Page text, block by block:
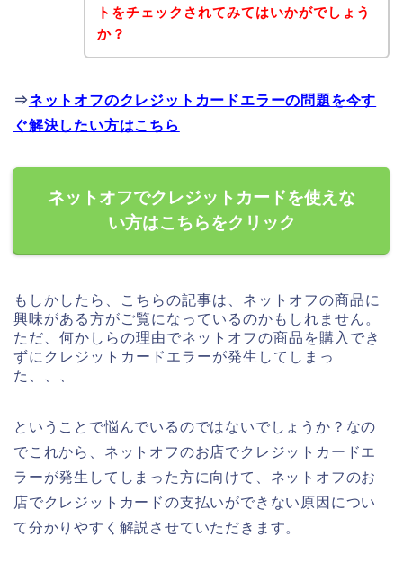
トをチェックされてみてはいかがでしょう
か？
⇒ネットオフのクレジットカードエラーの問題を今す
ぐ解決したい方はこちら
ネットオフでクレジットカードを使えな
い方はこちらをクリック
もしかしたら、こちらの記事は、ネットオフの商品に
興味がある方がご覧になっているのかもしれません。
ただ、何かしらの理由でネットオフの商品を購入でき
ずにクレジットカードエラーが発生してしまっ
た、、、
ということで悩んでいるのではないでしょうか？なの
でこれから、ネットオフのお店でクレジットカードエ
ラーが発生してしまった方に向けて、ネットオフのお
店でクレジットカードの支払いができない原因につい
て分かりやすく解説させていただきます。